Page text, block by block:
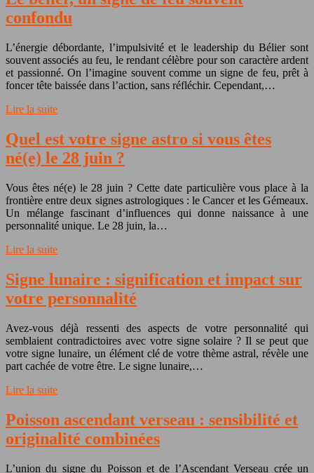
confondu
L’énergie débordante, l’impulsivité et le leadership du Bélier sont
souvent associés au feu, le rendant célèbre pour son caractère ardent
et passionné. On l’imagine souvent comme un signe de feu, prêt à
foncer tête baissée dans l’action, sans réfléchir. Cependant,…
Lire la suite
Quel est votre signe astro si vous êtes
né(e) le 28 juin ?
Vous êtes né(e) le 28 juin ? Cette date particulière vous place à la
frontière entre deux signes astrologiques : le Cancer et les Gémeaux.
Un mélange fascinant d’influences qui donne naissance à une
personnalité unique. Le 28 juin, la…
Lire la suite
Signe lunaire : signification et impact sur
votre personnalité
Avez-vous déjà ressenti des aspects de votre personnalité qui
semblaient contradictoires avec votre signe solaire ? Il se peut que
votre signe lunaire, un élément clé de votre thème astral, révèle une
part cachée de votre être. Le signe lunaire,…
Lire la suite
Poisson ascendant verseau : sensibilité et
originalité combinées
L’union du signe du Poisson et de l’Ascendant Verseau crée un